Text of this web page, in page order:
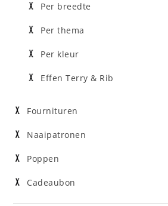
Per breedte
Per thema
Per kleur
Effen Terry & Rib
Fournituren
Naaipatronen
Poppen
Cadeaubon